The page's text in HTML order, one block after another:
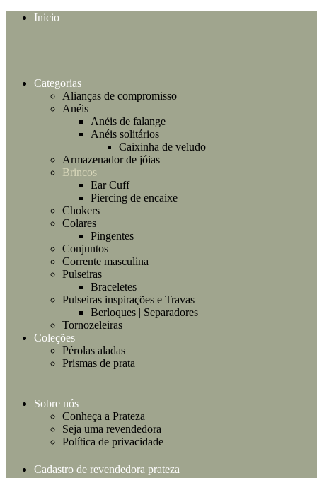
Inicio
Categorias
Alianças de compromisso
Anéis
Anéis de falange
Anéis solitários
Caixinha de veludo
Armazenador de jóias
Brincos
Ear Cuff
Piercing de encaixe
Chokers
Colares
Pingentes
Conjuntos
Corrente masculina
Pulseiras
Braceletes
Pulseiras inspirações e Travas
Berloques | Separadores
Tornozeleiras
Coleções
Pérolas aladas
Prismas de prata
Sobre nós
Conheça a Prateza
Seja uma revendedora
Política de privacidade
Cadastro de revendedora prateza